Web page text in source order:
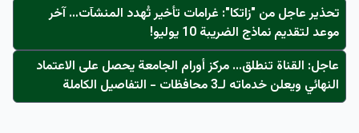
تحذير عاجل من "زاتكا": غرامات تأخير تُهدد المنشآت… آخر
موعد لتقديم نماذج الضريبة 10 يوليو!
عاجل: القناة تنطلق... مركز أورام الجامعة يحصل على الاعتماد
النهائي ويعلن خدماته لـ3 محافظات - التفاصيل الكاملة